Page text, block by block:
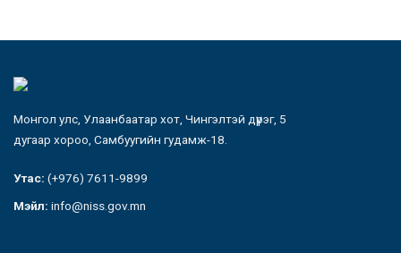
Монгол улс, Улаанбаатар хот, Чингэлтэй дүүрэг, 5
дугаар хороо, Самбуугийн гудамж-18.
Утас: (+976) 7611-9899
Мэйл: info@niss.gov.mn